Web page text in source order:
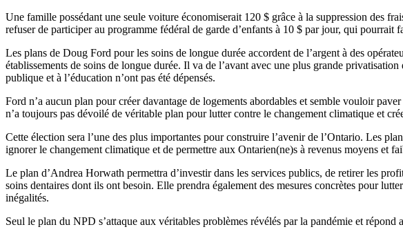
Une famille possédant une seule voiture économiserait 120 $ grâce à la suppression des
refuser de participer au programme fédéral de garde d’enfants à 10 $ par jour, qui pourrait
Les plans de Doug Ford pour les soins de longue durée accordent de l’argent à des
établissements de soins de longue durée. Il va de l’avant avec une plus grande
publique et à l’éducation n’ont pas été dépensés.
Ford n’a aucun plan pour créer davantage de logements abordables et semble vouloir
n’a toujours pas dévoilé de véritable plan pour lutter contre le changement climatique et
Cette élection sera l’une des plus importantes pour construire l’avenir de l’Ontario. Les
ignorer le changement climatique et de permettre aux Ontarien(ne)s à revenus moyens et
Le plan d’Andrea Horwath permettra d’investir dans les services publics, de retirer les
soins dentaires dont ils ont besoin. Elle prendra également des mesures concrètes pour
inégalités.
Seul le plan du NPD s’attaque aux véritables problèmes révélés par la pandémie et